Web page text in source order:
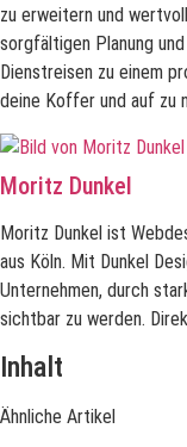
zu erweitern und
sorgfältigen Planung
Dienstreisen zu einem
deine Koffer und auf zu
Moritz Dunkel
Moritz Dunkel ist
aus Köln. Mit Dunkel
Unternehmen, durch
sichtbar zu werden.
Inhalt
Ähnliche Artikel